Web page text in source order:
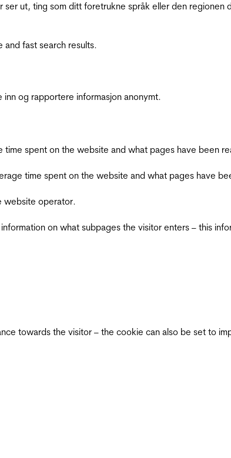
ut, ting som ditt foretrukne språk eller den regionen
fast search results.
og rapportere informasjon anonymt.
spent on the website and what pages have been
time spent on the website and what pages have
website operator.
on what subpages the visitor enters – this
towards the visitor – the cookie can also be set to